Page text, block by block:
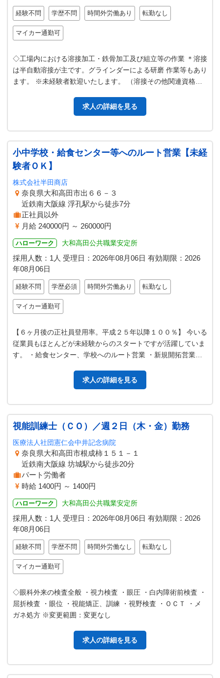
経験不問 学歴不問 時間外労働あり 転勤なし
マイカー通勤可
◇工場内における溶接加工・鉄骨加工及び組立等の作業 ＊溶接
は半自動溶接が主です。グラインダーによる研磨 作業等もあり
ます。 ※未経験者歓迎いたします。 （溶接その他関連資格を
求人の詳細を見る
小中学校・給食センター等へのルート営業【未経
験者ＯＫ】
株式会社半田商店
奈良県大和高田市出６６－３
近鉄南大阪線 浮孔駅から徒歩7分
正社員以外
月給 240000円 ～ 260000円
ハローワーク 大和高田公共職業安定所
採用人数：1人 受理日： 2026年08月06日 有効期限： 2026
年08月06日
経験不問 学歴必須 時間外労働あり 転勤なし
マイカー通勤可
【６ヶ月後の正社員登用率。平成２５年以降１００％】 今いる
従業員もほとんどが未経験からのスタートですが活躍していま
す。 ・給食センター、学校へのルート営業 ・新規開拓営業は
求人の詳細を見る
視能訓練士（ＣＯ）／週２日（木・金）勤務
医療法人社団憲仁会中井記念病院
奈良県大和高田市根成柿１５１－１
近鉄南大阪線 坊城駅から徒歩20分
パート労働者
時給 1400円 ～ 1400円
ハローワーク 大和高田公共職業安定所
採用人数：1人 受理日： 2026年08月06日 有効期限： 2026
年08月06日
経験不問 学歴不問 時間外労働なし 転勤なし
マイカー通勤可
◇眼科外来の検査全般 ・視力検査 ・眼圧 ・白内障術前検査 ・
屈折検査 ・眼位 ・視能矯正、訓練 ・視野検査 ・ＯＣＴ ・メ
ガネ処方 ※変更範囲：変更なし
求人の詳細を見る